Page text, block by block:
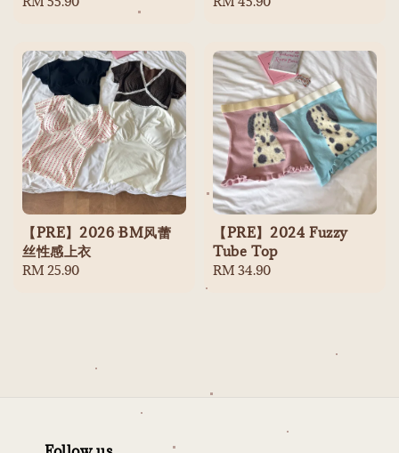
【PRE】2026 BM风蕾
丝性感上衣
Regular
RM 25.90
【PRE】2024 Fuzzy
Tube Top
Regular
RM 34.90